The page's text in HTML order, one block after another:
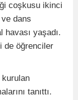
coşkusu ikinci
dans
yaşadı.
de öğrenciler
kurulan
tanıttı.